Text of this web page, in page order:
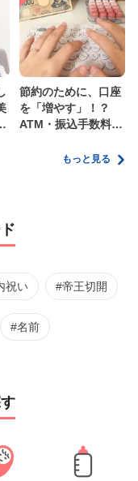
節約のために、口座
を「増やす」！？
ATM・振込手数料の
家計管理術もっと見る
祝い #帝王切開
#名前